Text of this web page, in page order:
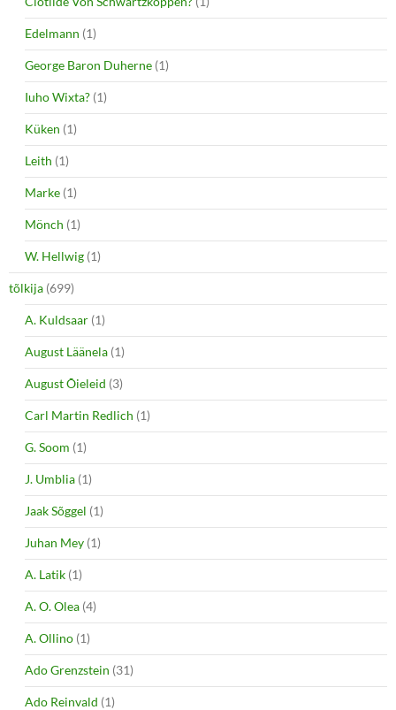
Edelmann (1)
George Baron Duherne (1)
Iuho Wixta? (1)
Küken (1)
Leith (1)
Marke (1)
Mönch (1)
W. Hellwig (1)
tõlkija (699)
A. Kuldsaar (1)
August Läänela (1)
August Õieleid (3)
Carl Martin Redlich (1)
G. Soom (1)
J. Umblia (1)
Jaak Sõggel (1)
Juhan Mey (1)
A. Latik (1)
A. O. Olea (4)
A. Ollino (1)
Ado Grenzstein (31)
Ado Reinvald (1)